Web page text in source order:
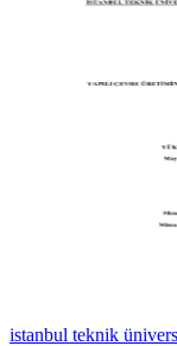
istanbul teknik